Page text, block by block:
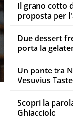
Il grano cotto
proposta per
Due dessert
porta la
Un ponte tra
Vesuvius
Scopri la
Ghiacciolo